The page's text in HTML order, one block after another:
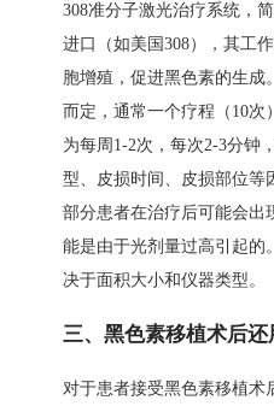
308准分子激光治疗系统，
进口（如美国308），其工
胞增殖，促进黑色素的生成
而定，通常一个疗程（10
为每周1-2次，每次2-3分钟
型、皮损时间、皮损部位等
部分患者在治疗后可能会出
能是由于光剂量过高引起的
决于面积大小和仪器类型。
三、黑色素移植术后还
对于患者接受黑色素移植术